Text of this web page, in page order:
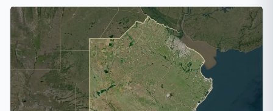
Neuquén
1 ciudad